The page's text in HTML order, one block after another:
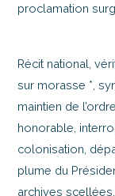
proclamation
Récit national,
sur morasse *,
maintien de
honorable,
colonisation,
plume du
archives